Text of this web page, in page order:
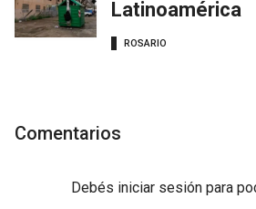
Latinoamérica
ROSARIO
Comentarios
Debés iniciar sesión para